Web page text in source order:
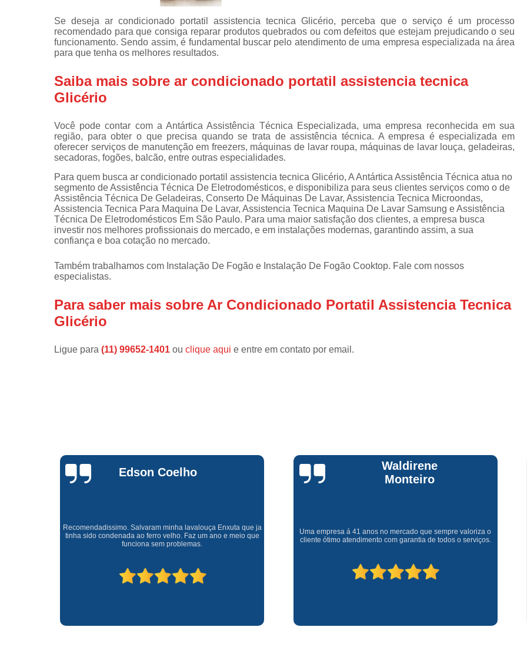
Consertos de
geladeiras
expositoras
fogões
Instalações de
lava e seca
de fogão
Manutenções
em freezer
Assistencia Tecnica Geladeira
Assistencia Tecnica Resfriar Geladeira
Geladeira Electrolux Assistencia
Assistencia Tecnica Refrigerador
Assistencia Tecnica
Refrigerador Assistencia Tecnica
Assistencia Tecnica Lavadora Secadora
Assistencia Tecnica Maquina Secadora de
Assistencia Tecnica
Assistencia Tecnica Samsung
Assistencia Tecnica Secadora Enxuta
Assistencia Tecnica Forno Microondas
Assistencia Tecnica Microondas
Conserto de Maquina de Lavar
Conserto Maquina de Lavar
Maquina de Lavar Conserto
Se deseja ar condicionado portatil assistencia tecnica Glicério, perceba que o serviço é um processo
recomendado para que consiga reparar produtos quebrados ou com defeitos que estejam prejudicando o seu
funcionamento. Sendo assim, é fundamental buscar pelo atendimento de uma empresa especializada na área
para que tenha os melhores resultados.
Saiba mais sobre ar condicionado portatil assistencia tecnica
Glicério
Você pode contar com a Antártica Assistência Técnica Especializada, uma empresa reconhecida em sua
região, para obter o que precisa quando se trata de assistência técnica. A empresa é especializada em
oferecer serviços de manutenção em freezers, máquinas de lavar roupa, máquinas de lavar louça, geladeiras,
secadoras, fogões, balcão, entre outras especialidades.
Para quem busca ar condicionado portatil assistencia tecnica Glicério, A Antártica Assistência Técnica atua no
segmento de Assistência Técnica De Eletrodomésticos, e disponibiliza para seus clientes serviços como o de
Assistência Técnica De Geladeiras, Conserto De Máquinas De Lavar, Assistencia Tecnica Microondas,
Assistencia Tecnica Para Maquina De Lavar, Assistencia Tecnica Maquina De Lavar Samsung e Assistência
Técnica De Eletrodomésticos Em São Paulo. Para uma maior satisfação dos clientes, a empresa busca
investir nos melhores profissionais do mercado, e em instalações modernas, garantindo assim, a sua
confiança e boa cotação no mercado.
Também trabalhamos com Instalação De Fogão e Instalação De Fogão Cooktop. Fale com nossos
especialistas.
Para saber mais sobre Ar Condicionado Portatil Assistencia Tecnica
Glicério
Ligue para (11) 99652-1401 ou clique aqui e entre em contato por email.
Waldirene
Monteiro
Uma empresa á 41 anos no mercado que sempre valoriza o
cliente ótimo atendimento com garantia de todos o serviços.
Claúdia
Andrullis
telefônico (q hj infelizmente é um problema), e a eficiência do
técnico Sr Henrique na solução do problema da minha lava e
seca q minha família não vive mais sem. #recomendo os